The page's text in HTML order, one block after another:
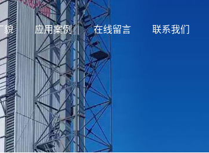
貌 应用案例 在线留言 联系我们